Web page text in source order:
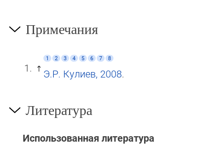
Примечания
1 2 3 4 5 6 7 8
Э.Р. Кулиев, 2008.
Литература
Использованная литература